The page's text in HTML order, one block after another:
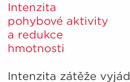
Intenzita
pohybové aktivity
a redukce
hmotnosti
Intenzita zátěže